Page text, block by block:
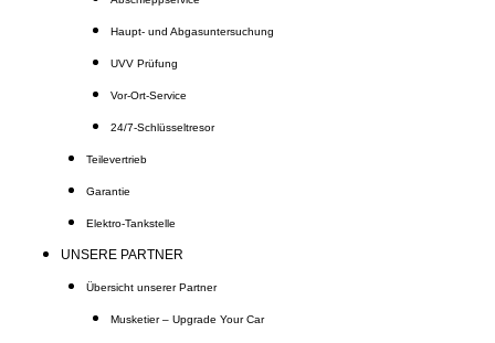
Haupt- und Abgasuntersuchung
UVV Prüfung
Vor-Ort-Service
24/7-Schlüsseltresor
Teilevertrieb
Garantie
Elektro-Tankstelle
UNSERE PARTNER
Übersicht unserer Partner
Musketier – Upgrade Your Car